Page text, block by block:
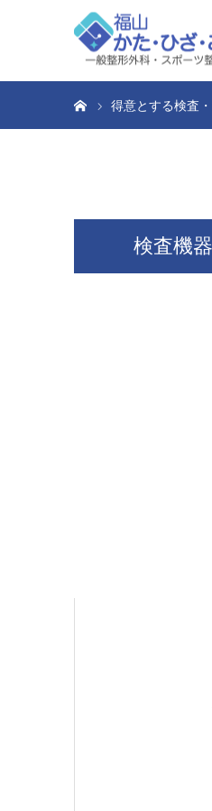
得意とする検査
検査機器